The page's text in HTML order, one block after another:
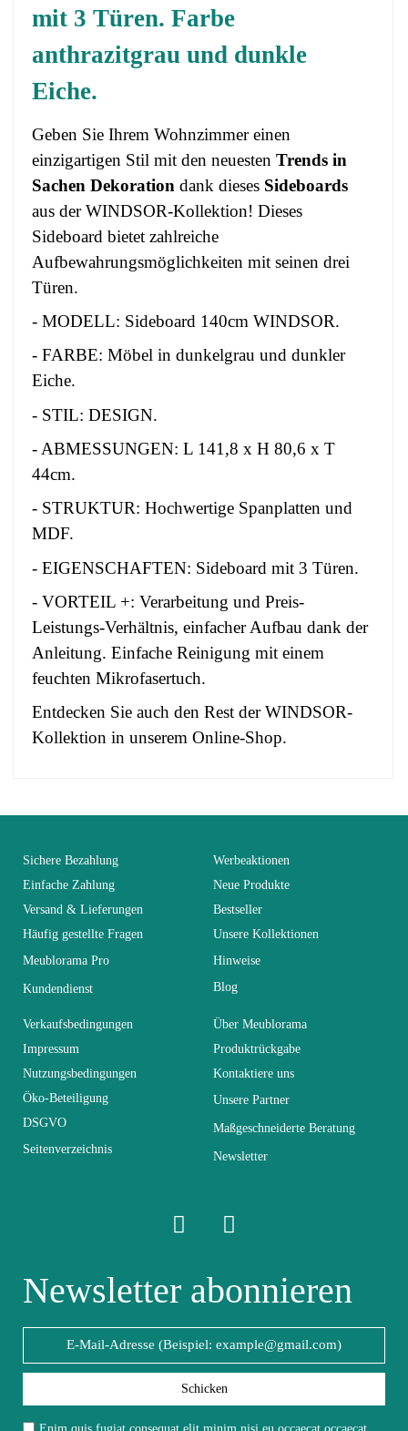
mit 3 Türen. Farbe
anthrazitgrau und dunkle
Eiche.
Geben Sie Ihrem Wohnzimmer einen
einzigartigen Stil mit den neuesten Trends in
Sachen Dekoration dank dieses Sideboards
aus der WINDSOR-Kollektion! Dieses
Sideboard bietet zahlreiche
Aufbewahrungsmöglichkeiten mit seinen drei
Türen.
- MODELL: Sideboard 140cm WINDSOR.
- FARBE: Möbel in dunkelgrau und dunkler
Eiche.
- STIL: DESIGN.
- ABMESSUNGEN: L 141,8 x H 80,6 x T
44cm.
- STRUKTUR: Hochwertige Spanplatten und
MDF.
- EIGENSCHAFTEN: Sideboard mit 3 Türen.
- VORTEIL +: Verarbeitung und Preis-
Leistungs-Verhältnis, einfacher Aufbau dank der
Anleitung. Einfache Reinigung mit einem
feuchten Mikrofasertuch.
Entdecken Sie auch den Rest der WINDSOR-
Kollektion in unserem Online-Shop.
Alter Erwachsener
Kollektion WINDSOR
Farben Grau
Lieferzeiten (Anz.
Tage)
0
Abmessungen 142x81x44
Elektrisch Nicht elektrisch
Vorstellungsgespräch
mit einem feuchten
Mikrofasertuch
Fest Nicht fixiert
You Must Login To Review
Sichere Bezahlung
Einfache Zahlung
Versand & Lieferungen
Häufig gestellte Fragen
Meublorama Pro
Kundendienst
Werbeaktionen
Neue Produkte
Bestseller
Unsere Kollektionen
Hinweise
Blog
Verkaufsbedingungen
Impressum
Nutzungsbedingungen
Öko-Beteiligung
DSGVO
Seitenverzeichnis
Über Meublorama
Produktrückgabe
Kontaktiere uns
Unsere Partner
Maßgeschneiderte Beratung
Newsletter
Newsletter abonnieren
Schicken
Enim quis fugiat consequat elit minim nisi eu occaecat occaecat